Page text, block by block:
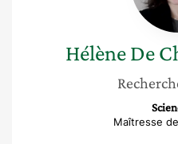
HélèneDe
Maîtresse